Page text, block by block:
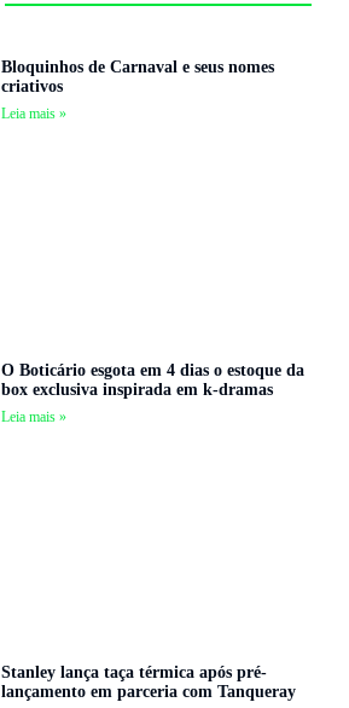
Bloquinhos de Carnaval e seus nomes
criativos
Leia mais »
O Boticário esgota em 4 dias o estoque da
box exclusiva inspirada em k-dramas
Leia mais »
Stanley lança taça térmica após pré-
lançamento em parceria com Tanqueray